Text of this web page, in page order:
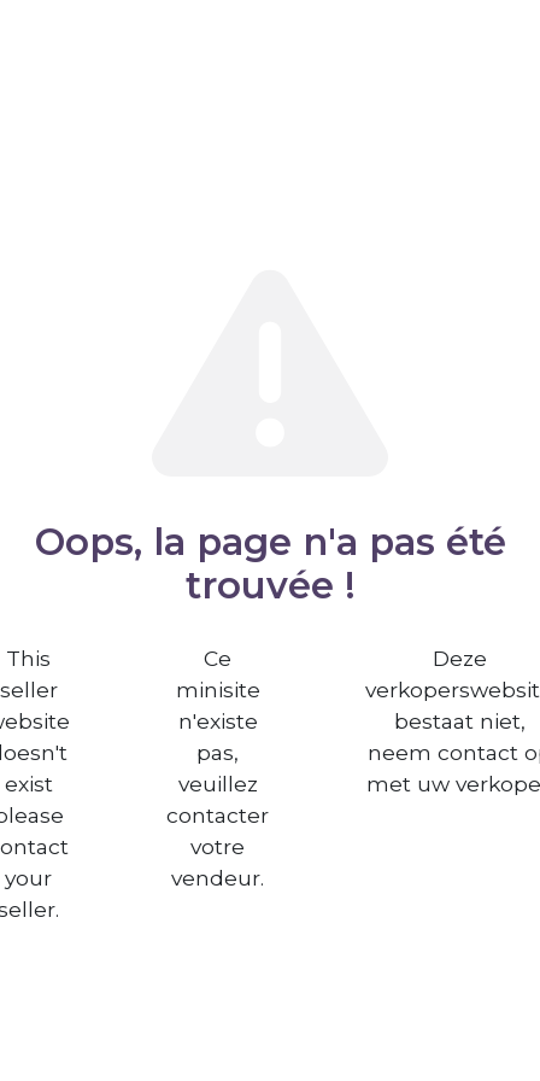
Oops, la page n'a pas été
trouvée !
This
seller
exist
your
Ce
minisite
n'existe
pas,
veuillez
contacter
votre
vendeur.
Deze
bestaat niet,
neem contact
met uw